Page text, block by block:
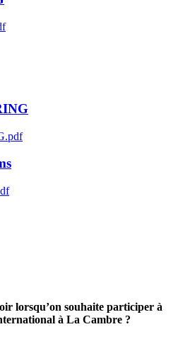
lorsqu’on souhaite participer à
à La Cambre ?